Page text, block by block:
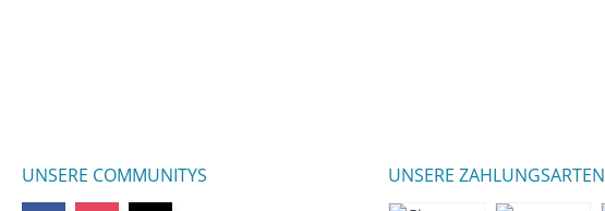
UNSERE COMMUNITYS UNSERE ZAHLUNGSARTEN